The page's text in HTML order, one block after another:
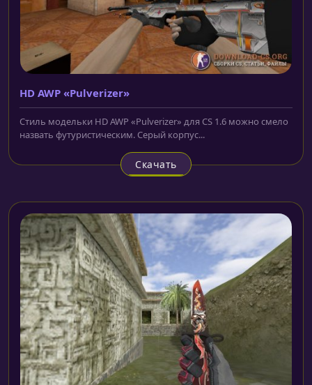
HD AWP «Pulverizer»
Стиль модельки HD AWP «Pulverizer» для CS 1.6 можно смело
назвать футуристическим. Серый корпус...
Скачать